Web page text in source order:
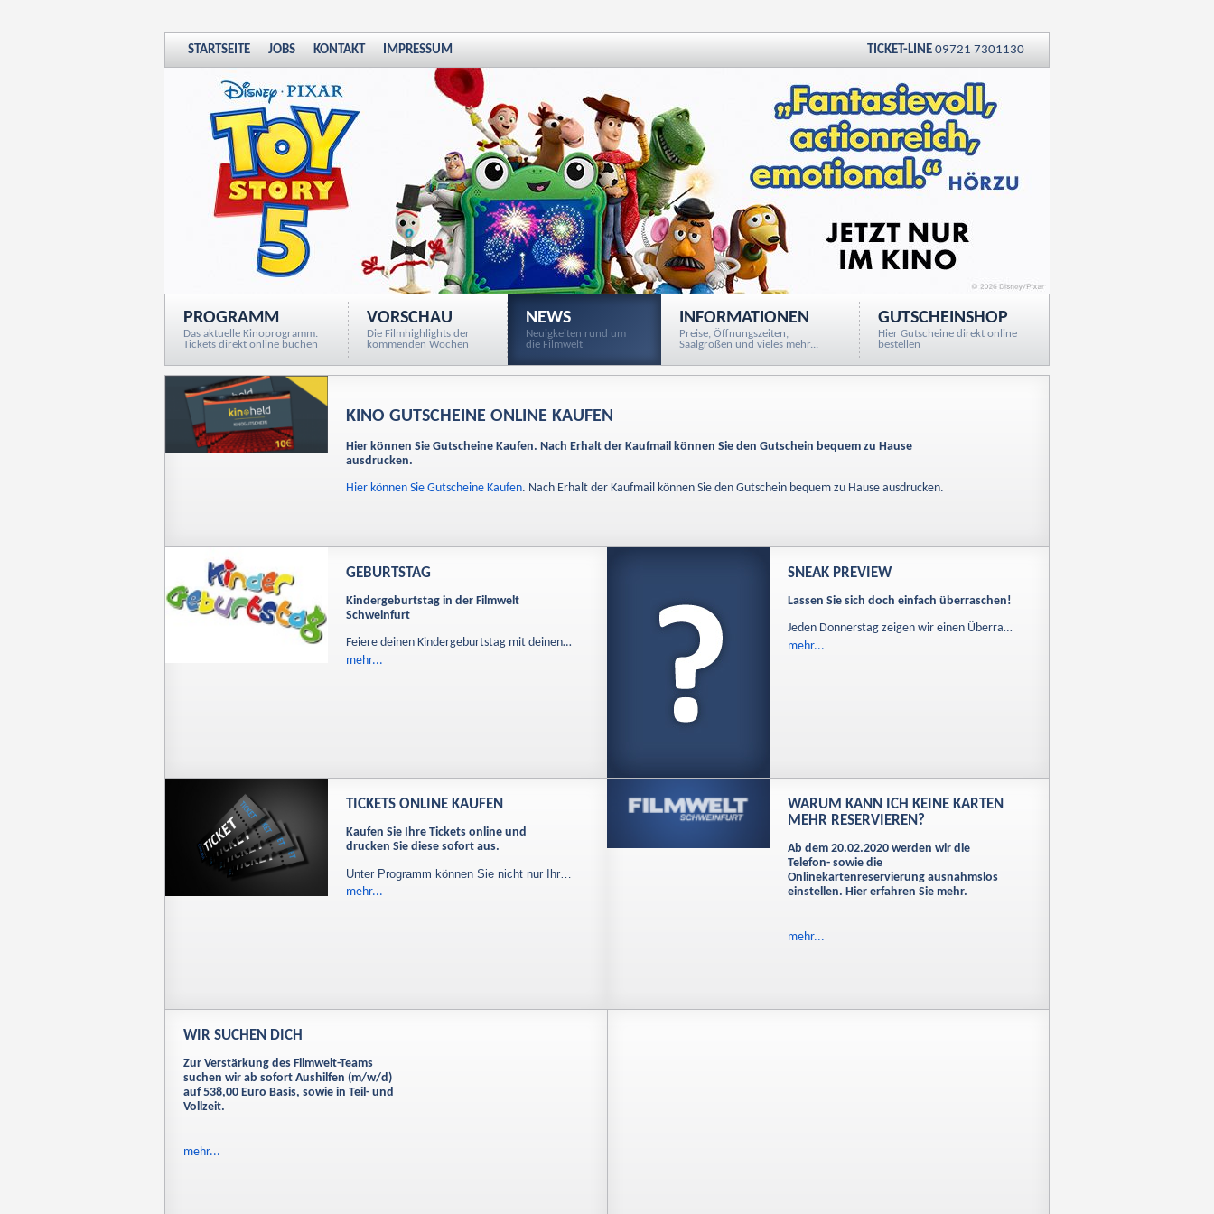
TICKET-LINE09721 7301130
STARTSEITE JOBS KONTAKT IMPRESSUM
PROGRAMM
Das aktuelle Kinoprogramm.
Tickets direkt online buchen
VORSCHAU
Die Filmhighlights der
kommenden Wochen
NEWS
Neuigkeiten rund um
die Filmwelt
INFORMATIONEN
Preise, Öffnungszeiten,
Saalgrößen und vieles mehr...
GUTSCHEINSHOP
Hier Gutscheine direkt online
bestellen
KINO GUTSCHEINE ONLINE KAUFEN
Hier können Sie Gutscheine Kaufen. Nach Erhalt der Kaufmail können Sie den Gutschein bequem zu Hause
ausdrucken.
Hier können Sie Gutscheine Kaufen. Nach Erhalt der Kaufmail können Sie den Gutschein bequem zu Hause ausdrucken.
GEBURTSTAG
Kindergeburtstag in der Filmwelt
Schweinfurt
Feiere deinen Kindergeburtstag mit deinen…
mehr...
SNEAK PREVIEW
Lassen Sie sich doch einfach überraschen!
Jeden Donnerstag zeigen wir einen Überra…
mehr...
TICKETS ONLINE KAUFEN
Kaufen Sie Ihre Tickets online und
drucken Sie diese sofort aus.
Unter Programm können Sie nicht nur Ihr…
mehr...
WARUM KANN ICH KEINE KARTEN
MEHR RESERVIEREN?
Ab dem 20.02.2020 werden wir die
Telefon- sowie die
Onlinekartenreservierung ausnahmslos
einstellen. Hier erfahren Sie mehr.
mehr...
WIR SUCHEN DICH
Zur Verstärkung des Filmwelt-Teams
suchen wir ab sofort Aushilfen (m/w/d)
auf 538,00 Euro Basis, sowie in Teil- und
Vollzeit.
mehr...